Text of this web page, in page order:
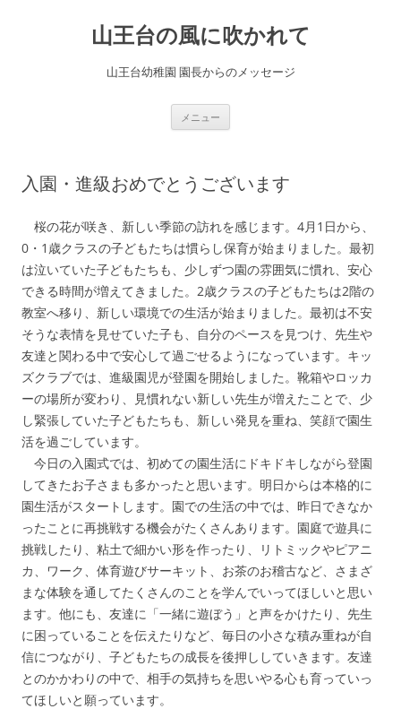
山王台の風に吹かれて
山王台幼稚園 園長からのメッセージ
メニュー
入園・進級おめでとうございます
桜の花が咲き、新しい季節の訪れを感じます。4月1日から、
0・1歳クラスの子どもたちは慣らし保育が始まりました。最初
は泣いていた子どもたちも、少しずつ園の雰囲気に慣れ、安心
できる時間が増えてきました。2歳クラスの子どもたちは2階の
教室へ移り、新しい環境での生活が始まりました。最初は不安
そうな表情を見せていた子も、自分のペースを見つけ、先生や
友達と関わる中で安心して過ごせるようになっています。キッ
ズクラブでは、進級園児が登園を開始しました。靴箱やロッカ
ーの場所が変わり、見慣れない新しい先生が増えたことで、少
し緊張していた子どもたちも、新しい発見を重ね、笑顔で園生
活を過ごしています。
今日の入園式では、初めての園生活にドキドキしながら登園
してきたお子さまも多かったと思います。明日からは本格的に
園生活がスタートします。園での生活の中では、昨日できなか
ったことに再挑戦する機会がたくさんあります。園庭で遊具に
挑戦したり、粘土で細かい形を作ったり、リトミックやピアニ
カ、ワーク、体育遊びサーキット、お茶のお稽古など、さまざ
まな体験を通してたくさんのことを学んでいってほしいと思い
ます。他にも、友達に「一緒に遊ぼう」と声をかけたり、先生
に困っていることを伝えたりなど、毎日の小さな積み重ねが自
信につながり、子どもたちの成長を後押ししていきます。友達
とのかかわりの中で、相手の気持ちを思いやる心も育っていっ
てほしいと願っています。